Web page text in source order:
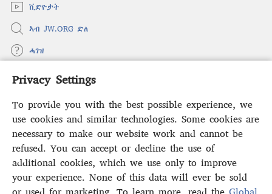
Privacy Settings
To provide you with the best possible experience, we
use cookies and similar technologies. Some cookies are
necessary to make our website work and cannot be
refused. You can accept or decline the use of
additional cookies, which we use only to improve
your experience. None of this data will ever be sold
or used for marketing. To learn more, read the Global
ቪድዮታት
ኣብ JW.ORG ድለ
ሓገዝ
ወፈያ
(opens
window)
ቤተ መጻሕፍቲ ኢንተርነት ግምቢ ዘብዐኛ
(opens
new
window)JW Hub ®
(opens
new
JW Library